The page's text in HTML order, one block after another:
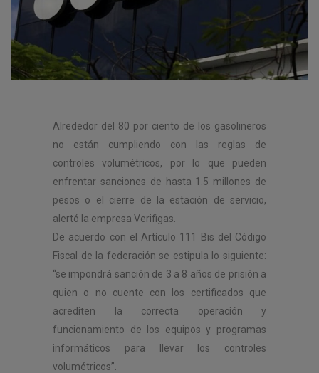
Alrededor del 80 por ciento de los gasolineros
no están cumpliendo con las reglas de
controles volumétricos, por lo que pueden
enfrentar sanciones de hasta 1.5 millones de
pesos o el cierre de la estación de servicio,
alertó la empresa Verifigas.
De acuerdo con el Artículo 111 Bis del Código
Fiscal de la federación se estipula lo siguiente:
“se impondrá sanción de 3 a 8 años de prisión a
quien o no cuente con los certificados que
acrediten la correcta operación y
funcionamiento de los equipos y programas
informáticos para llevar los controles
volumétricos”.